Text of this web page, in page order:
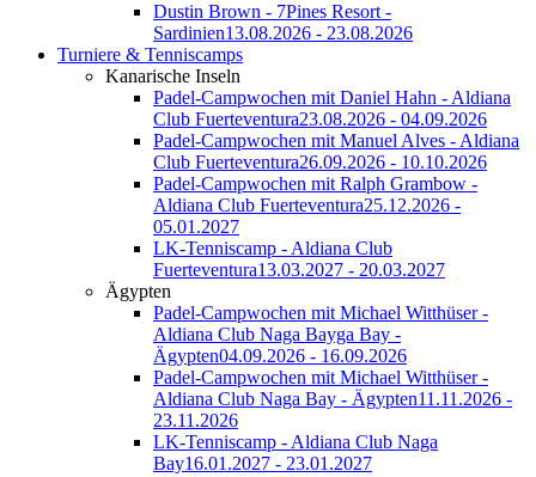
Dustin Brown - 7Pines Resort -
Sardinien13.08.2026 - 23.08.2026
Turniere & Tenniscamps
Kanarische Inseln
Padel-Campwochen mit Daniel Hahn - Aldiana
Club Fuerteventura23.08.2026 - 04.09.2026
Padel-Campwochen mit Manuel Alves - Aldiana
Club Fuerteventura26.09.2026 - 10.10.2026
Padel-Campwochen mit Ralph Grambow -
Aldiana Club Fuerteventura25.12.2026 -
05.01.2027
LK-Tenniscamp - Aldiana Club
Fuerteventura13.03.2027 - 20.03.2027
Ägypten
Padel-Campwochen mit Michael Witthüser -
Aldiana Club Naga Bayga Bay -
Ägypten04.09.2026 - 16.09.2026
Padel-Campwochen mit Michael Witthüser -
Aldiana Club Naga Bay - Ägypten11.11.2026 -
23.11.2026
LK-Tenniscamp - Aldiana Club Naga
Bay16.01.2027 - 23.01.2027